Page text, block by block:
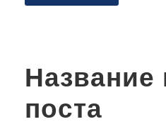
Название
поста